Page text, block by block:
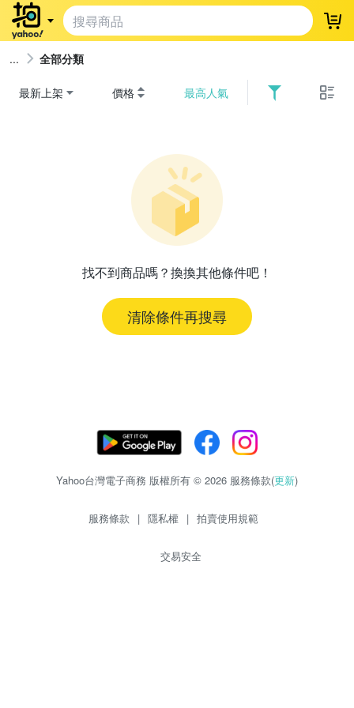
登
全部分類
最新上架 價格 最高人氣
找不到商品嗎？換換其他條件吧！
清除條件再搜尋
Yahoo台灣電子商務 版權所有 © 2026 服務條款(更新)
服務條款 | 隱私權 | 拍賣使用規範
交易安全